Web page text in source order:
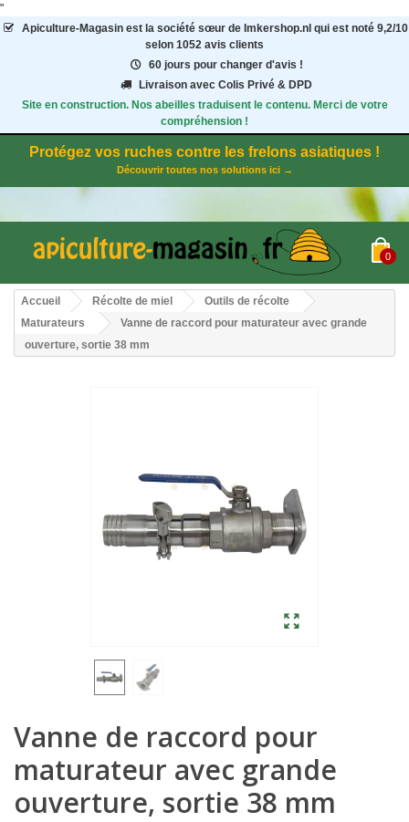
"
Apiculture-Magasinest la société sœur de Imkershop.nl qui est noté 9,2/10
selon 1052 avis clients
60 jours pour changer d'avis !
Livraison avec Colis Privé & DPD
Site en construction. Nos abeilles traduisent le contenu. Merci de votre
compréhension !
Protégez vos ruches contre les frelons asiatiques !
Découvrir toutes nos solutions ici →
0
Accueil Récolte de miel
Outils de récolte
Maturateurs
Vanne de raccord pour maturateur avec grande
ouverture, sortie 38 mm
Vanne de raccord pour
maturateur avec grande
ouverture, sortie 38 mm